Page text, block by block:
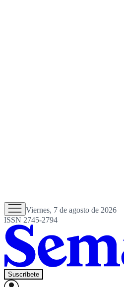
Viernes, 7 de agosto de 2026
ISSN 2745-2794
Suscríbete